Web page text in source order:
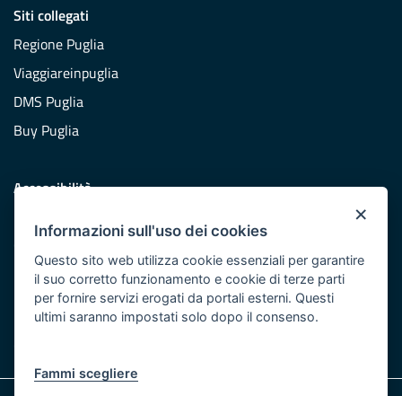
×
Informazioni sull'uso dei cookies
Questo sito web utilizza cookie essenziali per garantire
il suo corretto funzionamento e cookie di terze parti
per fornire servizi erogati da portali esterni. Questi
ultimi saranno impostati solo dopo il consenso.
Fammi scegliere
Siti collegati
Regione Puglia
Viaggiareinpuglia
DMS Puglia
Buy Puglia
Accessibilità
Redazione
Responsabili pubblicazione